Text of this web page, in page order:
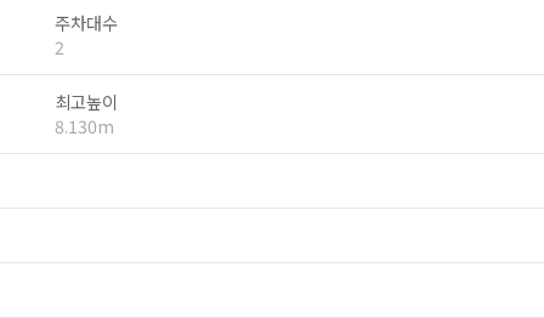
주차대수
2
최고높이
8.130m